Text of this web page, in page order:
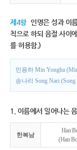
제4항 인명은 성과 이
칙으로 하되 음절 사이
를 허용함.)
민용하 Min Yongha
송나리 Song Nari
1. 이름에서 일어나는
한복남
Han
(Han